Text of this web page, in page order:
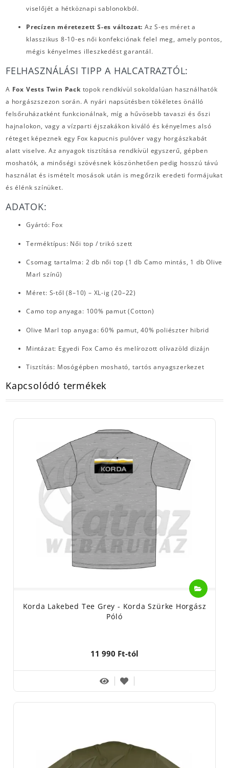
viselőjét a hétköznapi sablonokból.
Precízen méretezett S-es változat: Az S-es méret a
klasszikus 8-10-es női konfekciónak felel meg, amely pontos,
mégis kényelmes illeszkedést garantál.
FELHASZNÁLÁSI TIPP A HALCATRAZTÓL:
A Fox Vests Twin Pack topok rendkívül sokoldalúan használhatók
a horgászszezon során. A nyári napsütésben tökéletes önálló
felsőruházatként funkcionálnak, míg a hűvösebb tavaszi és őszi
hajnalokon, vagy a vízparti éjszakákon kiváló és kényelmes alsó
réteget képeznek egy Fox kapucnis pulóver vagy horgászkabát
alatt viselve. Az anyagok tisztítása rendkívül egyszerű, gépben
moshatók, a minőségi szövésnek köszönhetően pedig hosszú távú
használat és ismételt mosások után is megőrzik eredeti formájukat
és élénk színüket.
ADATOK:
Gyártó: Fox
Terméktípus: Női top / trikó szett
Csomag tartalma: 2 db női top (1 db Camo mintás, 1 db Olive
Marl színű)
Méret: S-től (8–10) – XL-ig (20–22)
Camo top anyaga: 100% pamut (Cotton)
Olive Marl top anyaga: 60% pamut, 40% poliészter hibrid
Mintázat: Egyedi Fox Camo és melírozott olívazöld dizájn
Tisztítás: Mosógépben mosható, tartós anyagszerkezet
Kapcsolódó termékek
Korda Lakebed Tee Grey - Korda Szürke Horgász
Póló
11 990 Ft-tól